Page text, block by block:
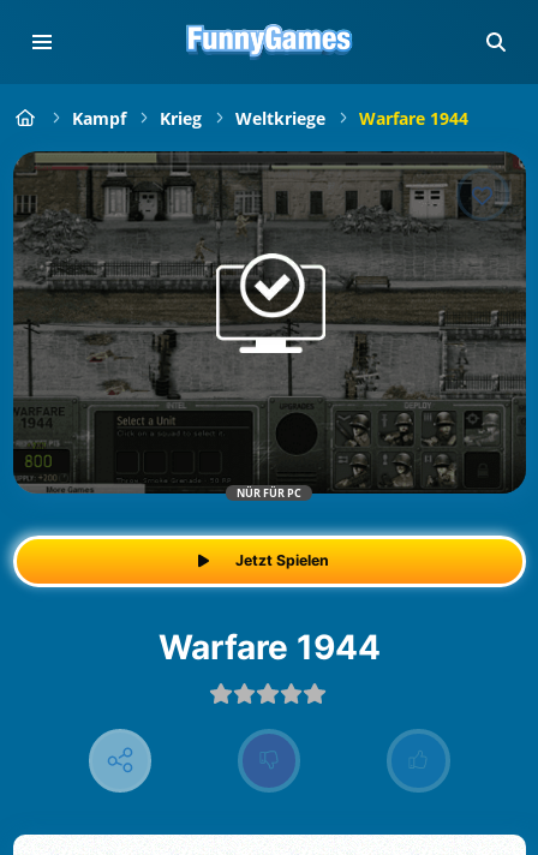
Kampf Krieg Weltkriege Warfare 1944
NÜR FÜR PC
Jetzt Spielen
Warfare 1944